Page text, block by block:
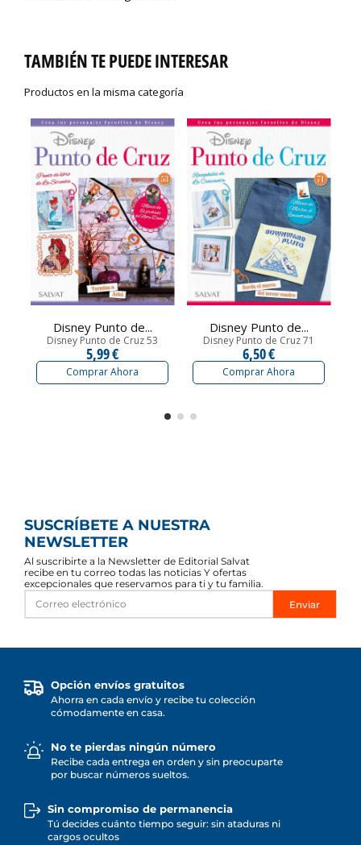
TAMBIÉN TE PUEDE INTERESAR
Productos en la misma categoría
Disney Punto de...
Disney Punto de Cruz 53
5,99 €
Comprar Ahora
Disney Punto de...
Disney Punto de Cruz 71
6,50 €
Comprar Ahora
SUSCRÍBETE A NUESTRA
NEWSLETTER
Al suscribirte a la Newsletter de Editorial Salvat
recibe en tu correo todas las noticias Y ofertas
excepcionales que reservamos para ti y tu familia.
Enviar
Opción envíos gratuitos
Ahorra en cada envío y recibe tu colección
cómodamente en casa.
No te pierdas ningún número
Recibe cada entrega en orden y sin preocuparte
por buscar números sueltos.
Sin compromiso de permanencia
Tú decides cuánto tiempo seguir: sin ataduras ni
cargos ocultos